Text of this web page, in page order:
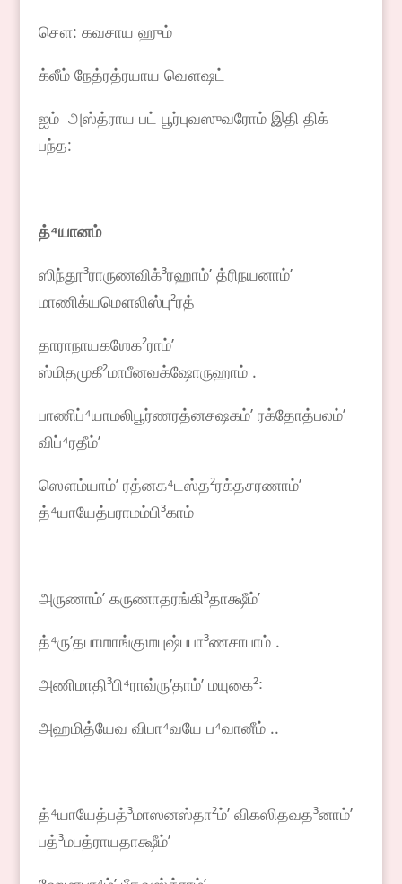
சௌ: கவசாய ஹும்
க்லீம் நேத்ரத்ரயாய வௌஷட்
ஐம் அஸ்த்ராய பட் பூர்புவஸுவரோம் இதி திக்
பந்த:
த்⁴யானம்
ஸிந்தூ³ராருணவிக்³ரஹாம்ʼ த்ரிநயனாம்ʼ
மாணிக்யமௌலிஸ்பு²ரத்
தாராநாயகஶேக²ராம்ʼ
ஸ்மிதமுகீ²மாபீனவக்ஷோருஹாம் .
பாணிப்⁴யாமலிபூர்ணரத்னசஷகம்ʼ ரக்தோத்பலம்ʼ
விப்⁴ரதீம்ʼ
ஸௌம்யாம்ʼ ரத்னக⁴டஸ்த²ரக்தசரணாம்ʼ
த்⁴யாயேத்பராமம்பி³காம்
அருணாம்ʼ கருணாதரங்கி³தாக்ஷீம்ʼ
த்⁴ருʼதபாஶாங்குஶபுஷ்பபா³ணசாபாம் .
அணிமாதி³பி⁴ராவ்ருʼதாம்ʼ மயுகை²꞉
அஹமித்யேவ விபா⁴வயே ப⁴வானீம் ..
த்⁴யாயேத்பத்³மாஸனஸ்தா²ம்ʼ விகஸிதவத³னாம்ʼ
பத்³மபத்ராயதாக்ஷீம்ʼ